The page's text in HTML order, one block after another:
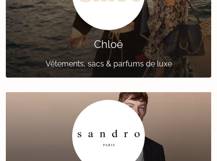
Chloé
Vêtements, sacs & parfums de luxe